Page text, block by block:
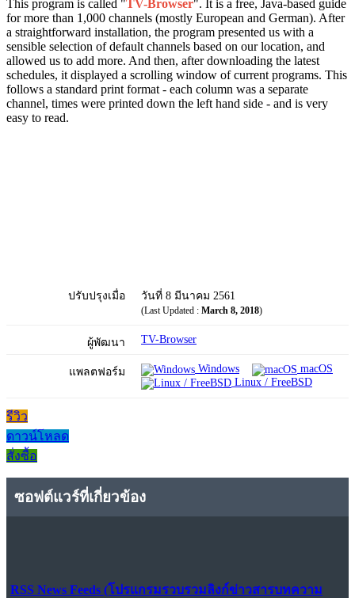
This program is called "TV-Browser". It is a free, Java-based guide
for more than 1,000 channels (mostly European and German). After
a straightforward installation, the program presented us with a
sensible selection of default channels based on our location, and
allowed us to add more. And then, after downloading the latest
schedules, it displayed a scrolling window of current programs. This
follows a standard print format - each column was a separate
channel, times were printed down the left hand side - and is very
easy to read.
ปรับปรุงเมื่อ วันที่ 8 มีนาคม 2561
(Last Updated : March 8, 2018)
ผู้พัฒนา TV-Browser
แพลตฟอร์ม Windows
macOS
Linux / FreeBSD
รีวิว
ดาวน์โหลด
สั่งซื้อ
ซอฟต์แวร์ที่เกี่ยวข้อง
RSS News Feeds (โปรแกรมรวบรวมลิงก์ข่าวสารบทความ